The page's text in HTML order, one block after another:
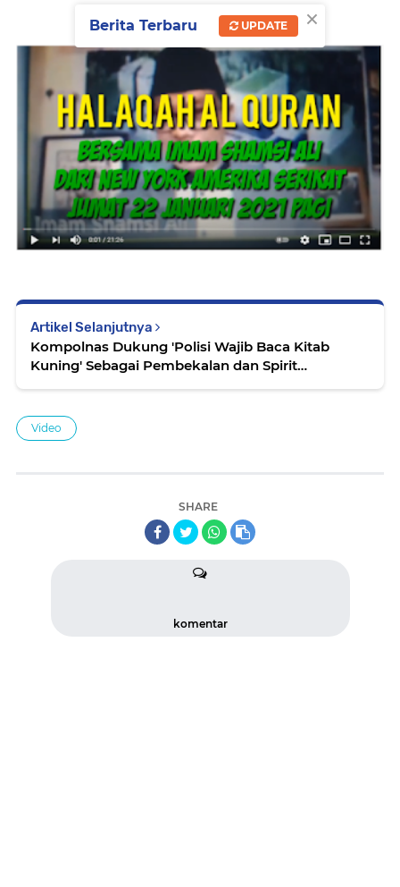
Artikel Selanjutnya
Kompolnas Dukung 'Polisi Wajib Baca Kitab
Kuning' Sebagai Pembekalan dan Spirit
Video
SHARE
komentar
×
Berita Terbaru UPDATE